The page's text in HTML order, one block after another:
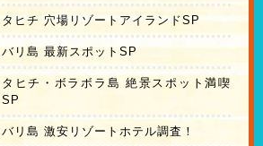
タヒチ 穴場リゾートアイランドSP
バリ島 最新スポットSP
タヒチ・ボラボラ島 絶景スポット満喫
SP
バリ島 激安リゾートホテル調査！